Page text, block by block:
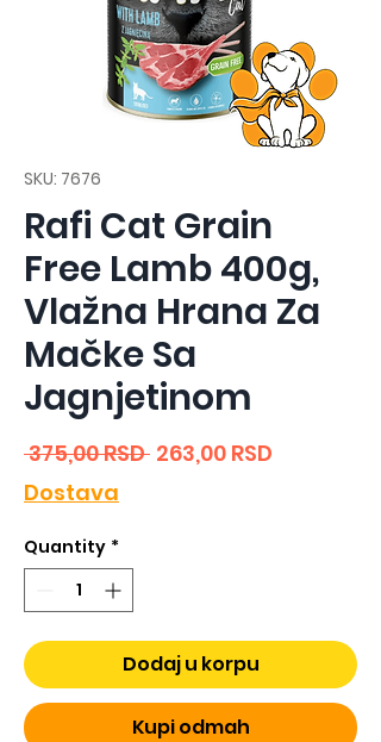
SKU: 7676
Rafi Cat Grain
Free Lamb 400g,
Vlažna Hrana Za
Mačke Sa
Jagnjetinom
375,00 RSD Regular
263,00 RSD
Dostava
Quantity *
Dodaj u korpu
Kupi odmah